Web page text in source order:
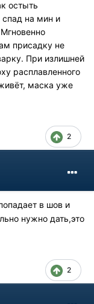
остыть
спад на мин и
присадку не
При излишней
расплавленного
маска уже
2
в шов и
нужно дать,это
2